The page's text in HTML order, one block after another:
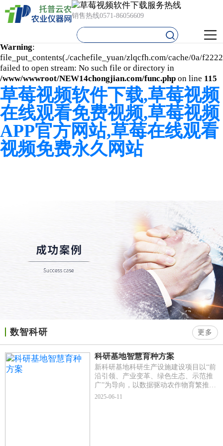
Warning: mkdir(): No space left on device in
/www/wwwroot/NEW14chongjian.com/func.php
Warning:
file_put_contents(./cachefile_yuan/zlqcfh.com/cache/0a/
failed to open stream: No such file or directory in
/www/wwwroot/NEW14chongjian.com/func.php on line 115
草莓视频软件下载,草莓视频
在线观看免费视频,草莓视频
APP官方网站,草莓在线观看
视频免费永久网站
销售热线0571-86056609
数智科研 更多
科研基地智慧育种方案
新科研基地科研生产设施建设项目以“前
沿引领、产业变革、绿色生态、示范推
广”为导向，以数据驱动农作物育繁推为
主线，大力推进杭州市种业全生命周
2025-06-11